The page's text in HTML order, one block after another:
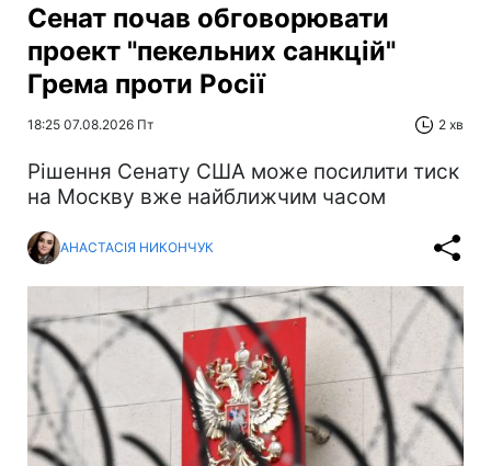
Сенат почав обговорювати
проект "пекельних санкцій"
Грема проти Росії
18:25 07.08.2026 Пт 2 хв
Рішення Сенату США може посилити тиск
на Москву вже найближчим часом
АНАСТАСІЯ НИКОНЧУК